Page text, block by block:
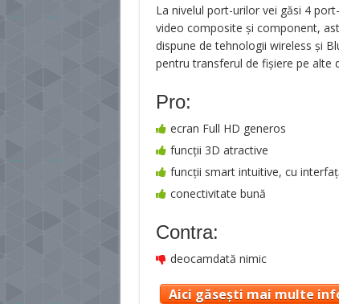
La nivelul port-urilor vei găsi 4
video composite și component,
dispune de tehnologii wireless și
pentru transferul de fișiere pe alte
Pro:
ecran Full HD generos
funcții 3D atractive
funcții smart intuitive, cu
conectivitate bună
Contra:
deocamdată nimic
Aici găsești mai multe